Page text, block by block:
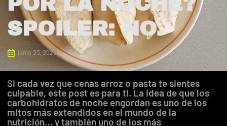
SPOILER: NO.
junio 25, 2025
Si cada vez que cenas arroz o pasta te sientes
culpable, este post es para ti. La idea de que los
carbohidratos de noche engordan es uno de los
mitos más extendidos en el mundo de la
nutrición… y también uno de los más